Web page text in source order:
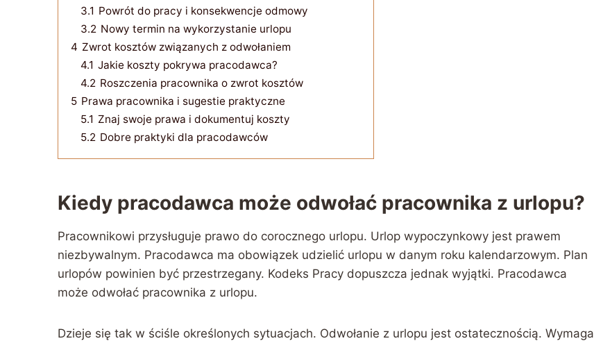
3.1 Powrót do pracy i konsekwencje odmowy
3.2 Nowy termin na wykorzystanie urlopu
4 Zwrot kosztów związanych z odwołaniem
4.1 Jakie koszty pokrywa pracodawca?
4.2 Roszczenia pracownika o zwrot kosztów
5 Prawa pracownika i sugestie praktyczne
5.1 Znaj swoje prawa i dokumentuj koszty
5.2 Dobre praktyki dla pracodawców
Kiedy pracodawca może odwołać pracownika z urlopu?
Pracownikowi przysługuje prawo do corocznego urlopu. Urlop wypoczynkowy jest prawem
niezbywalnym. Pracodawca ma obowiązek udzielić urlopu w danym roku kalendarzowym. Plan
urlopów powinien być przestrzegany. Kodeks Pracy dopuszcza jednak wyjątki. Pracodawca
może odwołać pracownika z urlopu.
Dzieje się tak w ściśle określonych sytuacjach. Odwołanie z urlopu jest ostatecznością. Wymaga